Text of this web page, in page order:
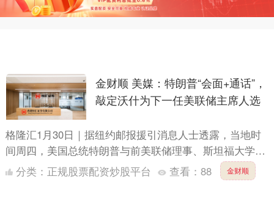
金财顺 美媒：特朗普“会面+通话”，
敲定沃什为下一任美联储主席人选
格隆汇1月30日｜据纽约邮报援引消息人士透露，当地时
间周四，美国总统特朗普与前美联储理事、斯坦福大学教
授沃什会面后，又给沃什打了电话，询问他是否愿意接受
分类： 正规股票配资炒股平台 查看： 88 金财顺